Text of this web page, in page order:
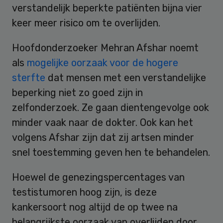
verstandelijk beperkte patiënten bijna vier
keer meer risico om te overlijden.
Hoofdonderzoeker Mehran Afshar noemt
als mogelijke oorzaak voor de hogere
sterfte dat mensen met een verstandelijke
beperking niet zo goed zijn in
zelfonderzoek. Ze gaan dientengevolge ook
minder vaak naar de dokter. Ook kan het
volgens Afshar zijn dat zij artsen minder
snel toestemming geven hen te behandelen.
Hoewel de genezingspercentages van
testistumoren hoog zijn, is deze
kankersoort nog altijd de op twee na